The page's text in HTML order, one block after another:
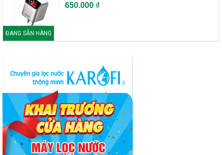
ĐANG SẴN HÀNG
650.000 ₫